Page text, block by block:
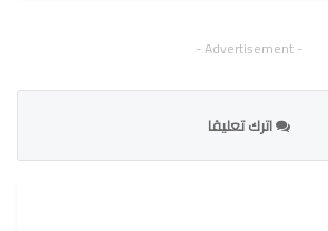
- Advertisement -
اترك تعليقا